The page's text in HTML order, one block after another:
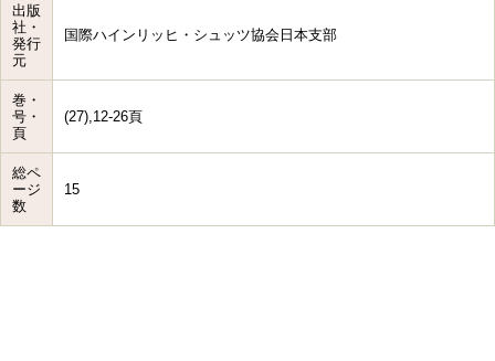
出版
社・
発行
元
国際ハインリッヒ・シュッツ協会日本支部
巻・
号・
頁
(27),12-26頁
総ペ
ージ
数
15